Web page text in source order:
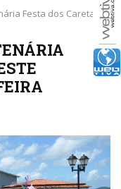
Festa dos Caretas